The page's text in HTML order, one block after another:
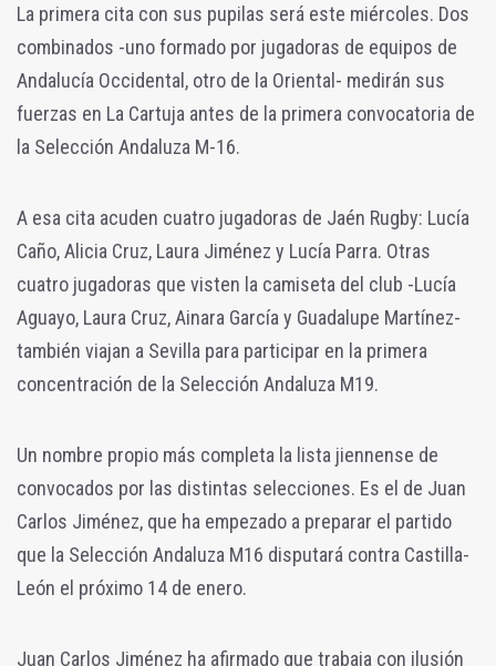
La primera cita con sus pupilas será este miércoles. Dos
combinados -uno formado por jugadoras de equipos de
Andalucía Occidental, otro de la Oriental- medirán sus
fuerzas en La Cartuja antes de la primera convocatoria de
la Selección Andaluza M-16.
A esa cita acuden cuatro jugadoras de Jaén Rugby: Lucía
Caño, Alicia Cruz, Laura Jiménez y Lucía Parra. Otras
cuatro jugadoras que visten la camiseta del club -Lucía
Aguayo, Laura Cruz, Ainara García y Guadalupe Martínez-
también viajan a Sevilla para participar en la primera
concentración de la Selección Andaluza M19.
Un nombre propio más completa la lista jiennense de
convocados por las distintas selecciones. Es el de Juan
Carlos Jiménez, que ha empezado a preparar el partido
que la Selección Andaluza M16 disputará contra Castilla-
León el próximo 14 de enero.
Juan Carlos Jiménez ha afirmado que trabaja con ilusión